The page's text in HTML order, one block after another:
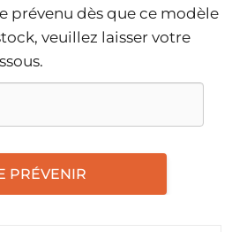
prévenu dès que ce modèle
veuillez laisser votre
PRÉVENIR